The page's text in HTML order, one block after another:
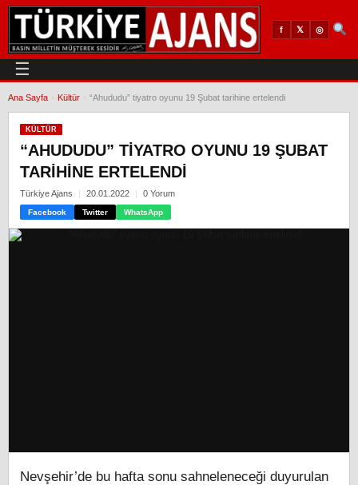
f 𝕏 ◎
☰
Ana Sayfa Kültür “Ahududu” tiyatro oyunu 19 Şubat tarihine ertelendi
KÜLTÜR
“AHUDUDU” TIYATRO OYUNU 19 ŞUBAT
TARIHINE ERTELENDI
Türkiye Ajans 20.01.2022 0 Yorum
Facebook Twitter WhatsApp
Nevşehir’de bu hafta sonu sahneleneceği duyurulan